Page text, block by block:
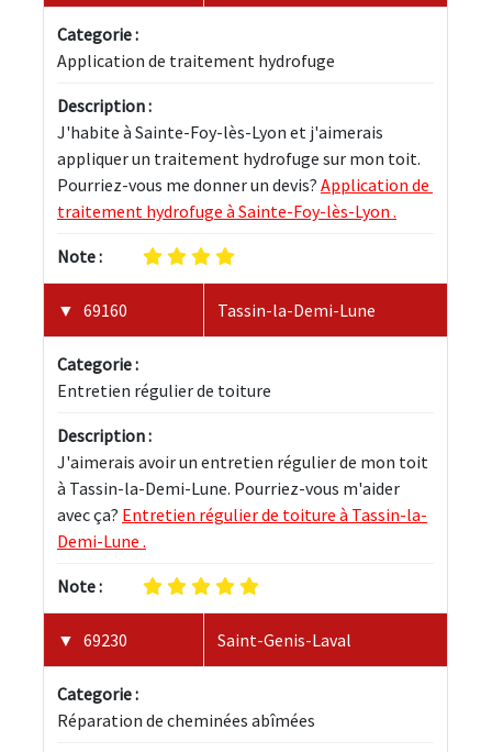
Categorie :
Application de traitement hydrofuge
Description :
J'habite à Sainte-Foy-lès-Lyon et j'aimerais
appliquer un traitement hydrofuge sur mon toit.
Pourriez-vous me donner un devis? Application de
traitement hydrofuge à Sainte-Foy-lès-Lyon .
Note :
69160 Tassin-la-Demi-Lune
Categorie :
Entretien régulier de toiture
Description :
J'aimerais avoir un entretien régulier de mon toit
à Tassin-la-Demi-Lune. Pourriez-vous m'aider
avec ça? Entretien régulier de toiture à Tassin-la-
Demi-Lune .
Note :
69230 Saint-Genis-Laval
Categorie :
Réparation de cheminées abîmées